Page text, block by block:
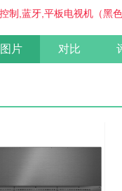
制,蓝牙,平板电视机（黑
图片 对比